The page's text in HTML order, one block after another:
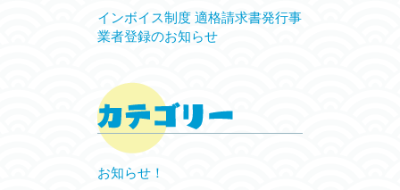
インボイス制度 適格請求書発行事
業者登録のお知らせ
お知らせ！